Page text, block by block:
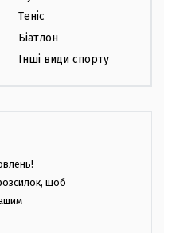
Теніс
Біатлон
Інші види спорту
щоб